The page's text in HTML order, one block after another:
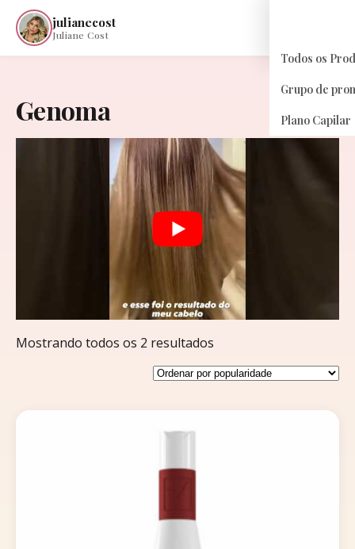
julianecost
Juliane Cost
Todos os
Grupo de
Plano Capilar
Genoma
Mostrando todos os 2 resultados
por
popularidade